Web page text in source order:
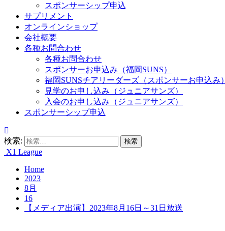
スポンサーシップ申込
サプリメント
オンラインショップ
会社概要
各種お問合わせ
各種お問合わせ
スポンサーお申込み（福岡SUNS）
福岡SUNSチアリーダーズ（スポンサーお申込み）
見学のお申し込み（ジュニアサンズ）
入会のお申し込み（ジュニアサンズ）
スポンサーシップ申込
検索:
X1 League
Home
2023
8月
16
【メディア出演】2023年8月16日～31日放送